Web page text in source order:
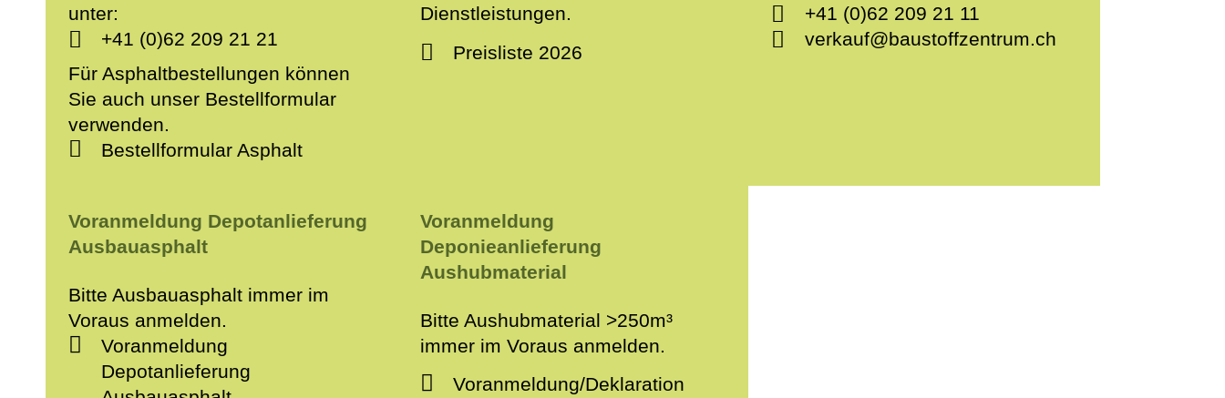
unter:
+41 (0)62 209 21 21
Für Asphaltbestellungen können
Sie auch unser Bestellformular
verwenden.
Bestellformular Asphalt
Dienstleistungen.
Preisliste 2026
+41 (0)62 209 21 11
verkauf@baustoffzentrum.ch
Voranmeldung Depotanlieferung
Ausbauasphalt
Bitte Ausbauasphalt immer im
Voraus anmelden.
Voranmeldung
Depotanlieferung
Voranmeldung
Deponieanlieferung
Aushubmaterial
Bitte Aushubmaterial >250m³
immer im Voraus anmelden.
Voranmeldung/Deklaration